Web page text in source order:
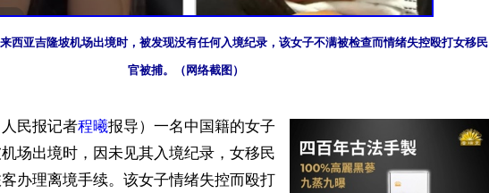
西亚吉隆坡机场出境时，被发现没有任何入境纪录，该女子不满被检查而情绪失控殴打女移民
官被捕。（网络截图）
人民报记者程曦报导）一名中国籍的女子
场出境时，因未见其入境纪录，女移民
办理离境手续。该女子情绪失控而殴打